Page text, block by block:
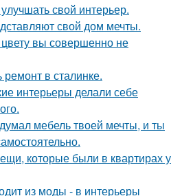
свой интерьер.
свой дом мечты.
вы совершенно не
в сталинке.
интерьеры делали себе
мебель твоей мечты, и ты
которые были в квартирах у
из моды - в интерьеры